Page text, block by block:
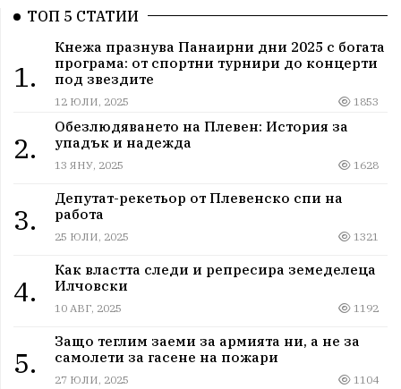
ТОП 5 СТАТИИ
1.
Кнежа празнува Панаирни дни 2025 с богата
програма: от спортни турнири до концерти
под звездите
12 ЮЛИ, 2025 1853
2.
Обезлюдяването на Плевен: История за
упадък и надежда
13 ЯНУ, 2025 1628
3.
Депутат-рекетьор от Плевенско спи на
работа
25 ЮЛИ, 2025 1321
4.
Как властта следи и репресира земеделеца
Илчовски
10 АВГ, 2025 1192
5.
Защо теглим заеми за армията ни, а не за
самолети за гасене на пожари
27 ЮЛИ, 2025 1104